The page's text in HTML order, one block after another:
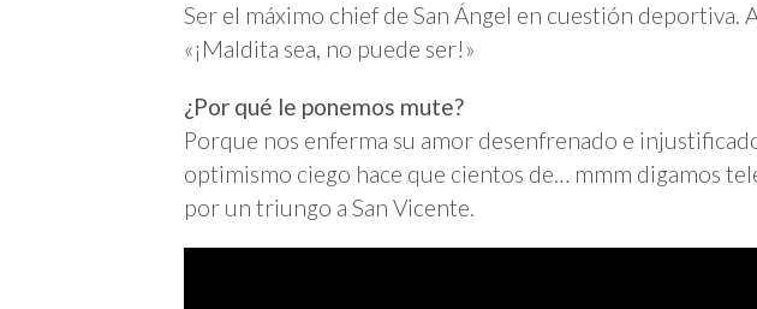
Ser el máximo chief de San Ángel en cuestión deportiva.
«¡Maldita sea, no puede ser!»
¿Por qué le ponemos mute?
Porque nos enferma su amor desenfrenado e
optimismo ciego hace que cientos de… mmm digamos
por un triungo a San Vicente.